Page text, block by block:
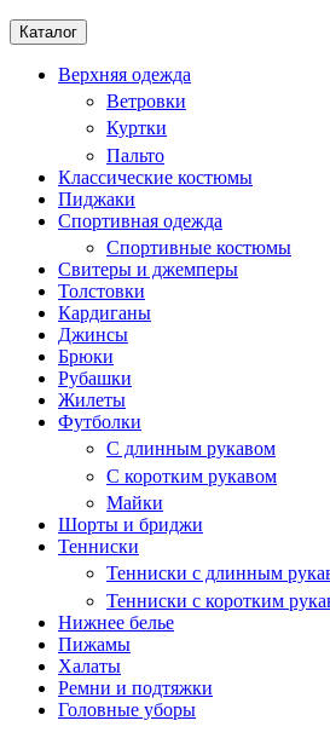
Каталог
Верхняя одежда
Ветровки
Куртки
Пальто
Классические костюмы
Пиджаки
Спортивная одежда
Спортивные костюмы
Свитеры и джемперы
Толстовки
Кардиганы
Джинсы
Брюки
Рубашки
Жилеты
Футболки
С длинным рукавом
С коротким рукавом
Майки
Шорты и бриджи
Тенниски
Тенниски с длинным
Тенниски с коротким
Нижнее белье
Пижамы
Халаты
Ремни и подтяжки
Головные уборы